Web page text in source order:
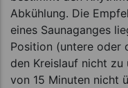
Abkühlung. Die
eines Saunaganges
Position (untere oder
den Kreislauf nicht
von 15 Minuten nicht